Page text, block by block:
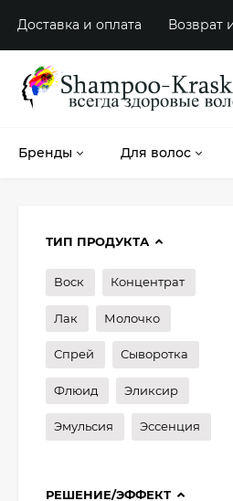
Доставка и оплата Возврат
Бренды Для волос
ТИП ПРОДУКТА
Воск Концентрат
Лак Молочко
Спрей Сыворотка
Флюид Эликсир
Эмульсия Эссенция
РЕШЕНИЕ/ЭФФЕКТ